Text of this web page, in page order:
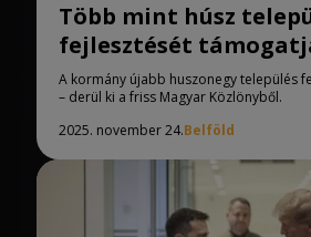
Több mint húsz
fejlesztését
döntésekkel a
A kormány újabb huszonegy település
– derül ki a friss Magyar Közlönyből.
2025. november 24.Belföld